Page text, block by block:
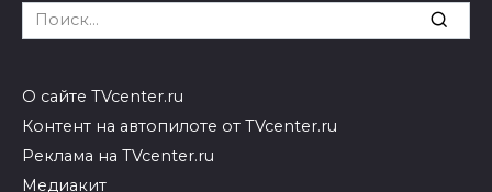
Search
for:
О сайте TVcenter.ru
Контент на автопилоте от TVcenter.ru
Реклама на TVcenter.ru
Медиакит